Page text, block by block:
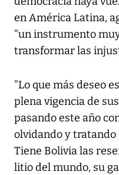
en América Latina,
"un instrumento
transformar las
"Lo que más deseo
plena vigencia de
pasando este año
olvidando y tratando
Tiene Bolivia las
litio del mundo, su